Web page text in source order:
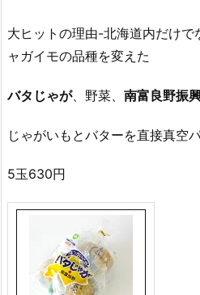
大ヒットの理由-北海道内だけで
ャガイモの品種を変えた
バタじゃが、野菜、 南富良野振
じゃがいもとバターを直接真空
5玉630円